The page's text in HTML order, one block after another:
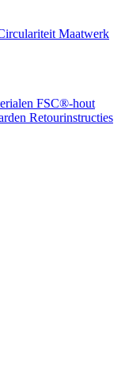
Maatwerk
FSC®-hout
Retourinstructies